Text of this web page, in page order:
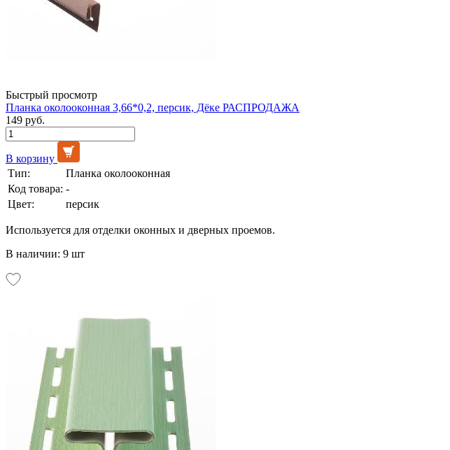
Быстрый просмотр
Планка околооконная 3,66*0,2, персик, Дёке РАСПРОДАЖА
149 руб.
В корзину
Тип:
Планка околооконная
Код товара: -
Цвет:
персик
Используется для отделки оконных и дверных проемов.
В наличии: 9 шт